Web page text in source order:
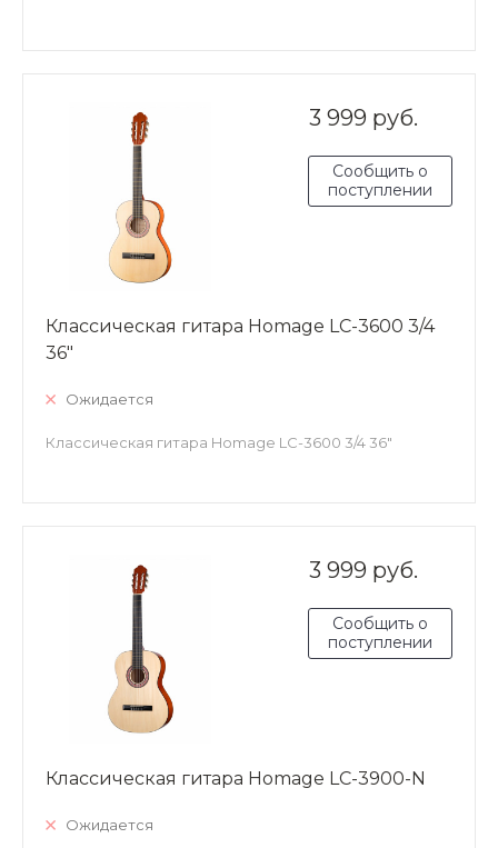
3 999 руб.
Сообщить о
поступлении
Классическая гитара Homage LC-3600 3/4
36"
Ожидается
Классическая гитара Homage LC-3600 3/4 36"
3 999 руб.
Сообщить о
поступлении
Классическая гитара Homage LC-3900-N
Ожидается